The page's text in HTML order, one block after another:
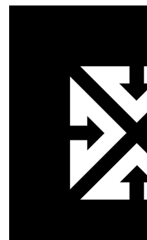
是另一回 事了。
症，在不停的收集着各类信
字，正是这个道理。